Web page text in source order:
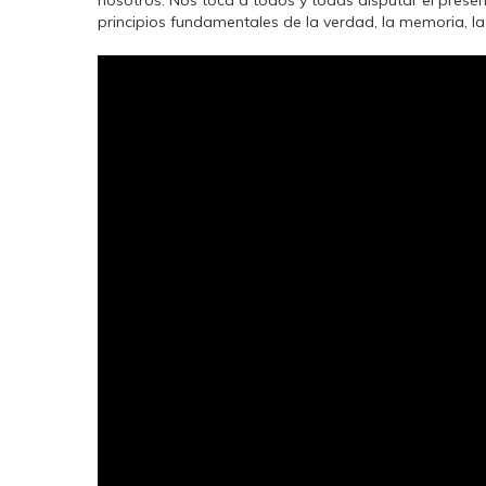
principios fundamentales de la verdad, la memoria,